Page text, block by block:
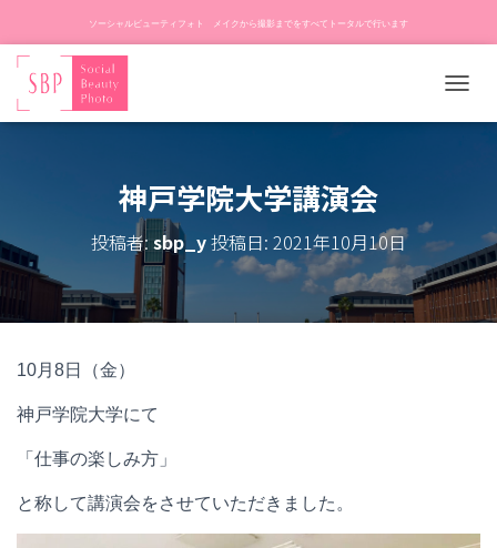
ソーシャルビューティフォト メイクから撮影までをすべてトータルで行います
ビ
切
り
神戸学院大学講演会
投稿者: sbp_y投稿日: 2021年10月10日
10月8日（金）
神戸学院大学にて
「仕事の楽しみ方」
と称して講演会をさせていただきました。